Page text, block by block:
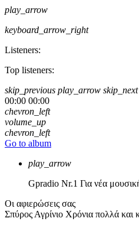
play_arrow
keyboard_arrow_right
Listeners:
Top listeners:
skip_previous play_arrow skip_next
00:00 00:00
chevron_left
volume_up
chevron_left
Go to album
play_arrow
Gpradio Nr.1 Για νέα μουσική
Οι αφιερώσεις σας
Σπύρος Αγρίνιο Χρόνια πολλά και